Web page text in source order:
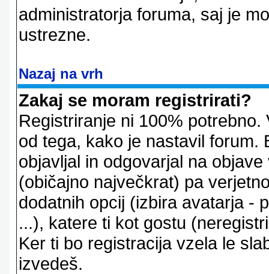
administratorja foruma, saj je
ustrezne.
Nazaj na vrh
Zakaj se moram registrirati?
Registriranje ni 100%
od tega, kako je nastavil forum.
objavljal in odgovarjal na
(običajno največkrat) pa
dodatnih opcij (izbira avatarja -
...), katere ti kot gostu
Ker ti bo registracija vzela le
izvedeš.